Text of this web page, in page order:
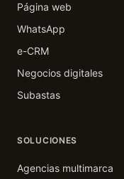
Página web
WhatsApp
e-CRM
Negocios digitales
Subastas
SOLUCIONES
Agencias multimarca